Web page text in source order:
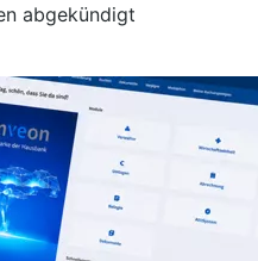
abgekündigt